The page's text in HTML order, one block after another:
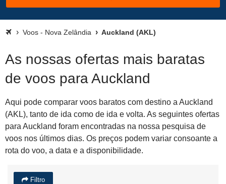
Voos - Nova Zelândia Auckland (AKL)
As nossas ofertas mais baratas
de voos para Auckland
Aqui pode comparar voos baratos com destino a Auckland
(AKL), tanto de ida como de ida e volta. As seguintes ofertas
para Auckland foram encontradas na nossa pesquisa de
voos nos últimos dias. Os preços podem variar consoante a
rota do voo, a data e a disponibilidade.
Filtro